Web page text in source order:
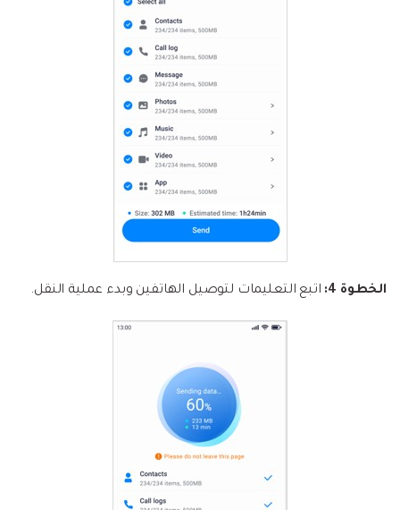
الخطوة 4: اتبع التعليمات لتوصيل الهاتفين وبدء عملية النقل.